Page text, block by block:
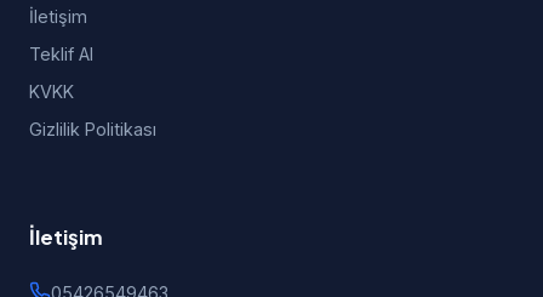
İletişim
Teklif Al
KVKK
Gizlilik Politikası
İletişim
05426549463